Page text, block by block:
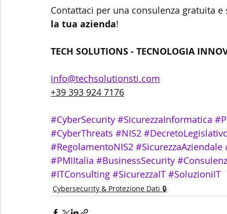
Contattaci per una consulenza gratuita
la tua azienda!
TECH SOLUTIONS - TECNOLOGIA
info@techsolutionsti.com
+39 393 924 7176
#CyberSecurity #SicurezzaInformatica
#CyberThreats #NIS2
#RegolamentoNIS2 #SicurezzaAziendale
#PMIItalia #BusinessSecurity
#ITConsulting #SicurezzaIT #SoluzioniIT
Cybersecurity & Protezione Dati 🔒